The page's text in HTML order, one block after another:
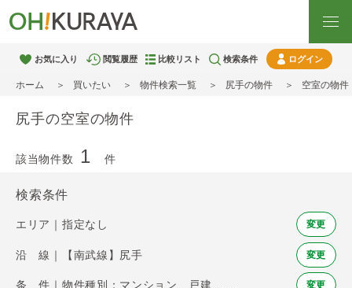
お気に入り 閲覧履歴 比較リスト 検索条件 ログイン
ホーム 買いたい 物件検索一覧 尻手の物件 空室の物件
尻手の空室の物件
該当物件数 1 件
検索条件
エリア｜指定なし 変更
沿 線｜【南武線】尻手 変更
変更